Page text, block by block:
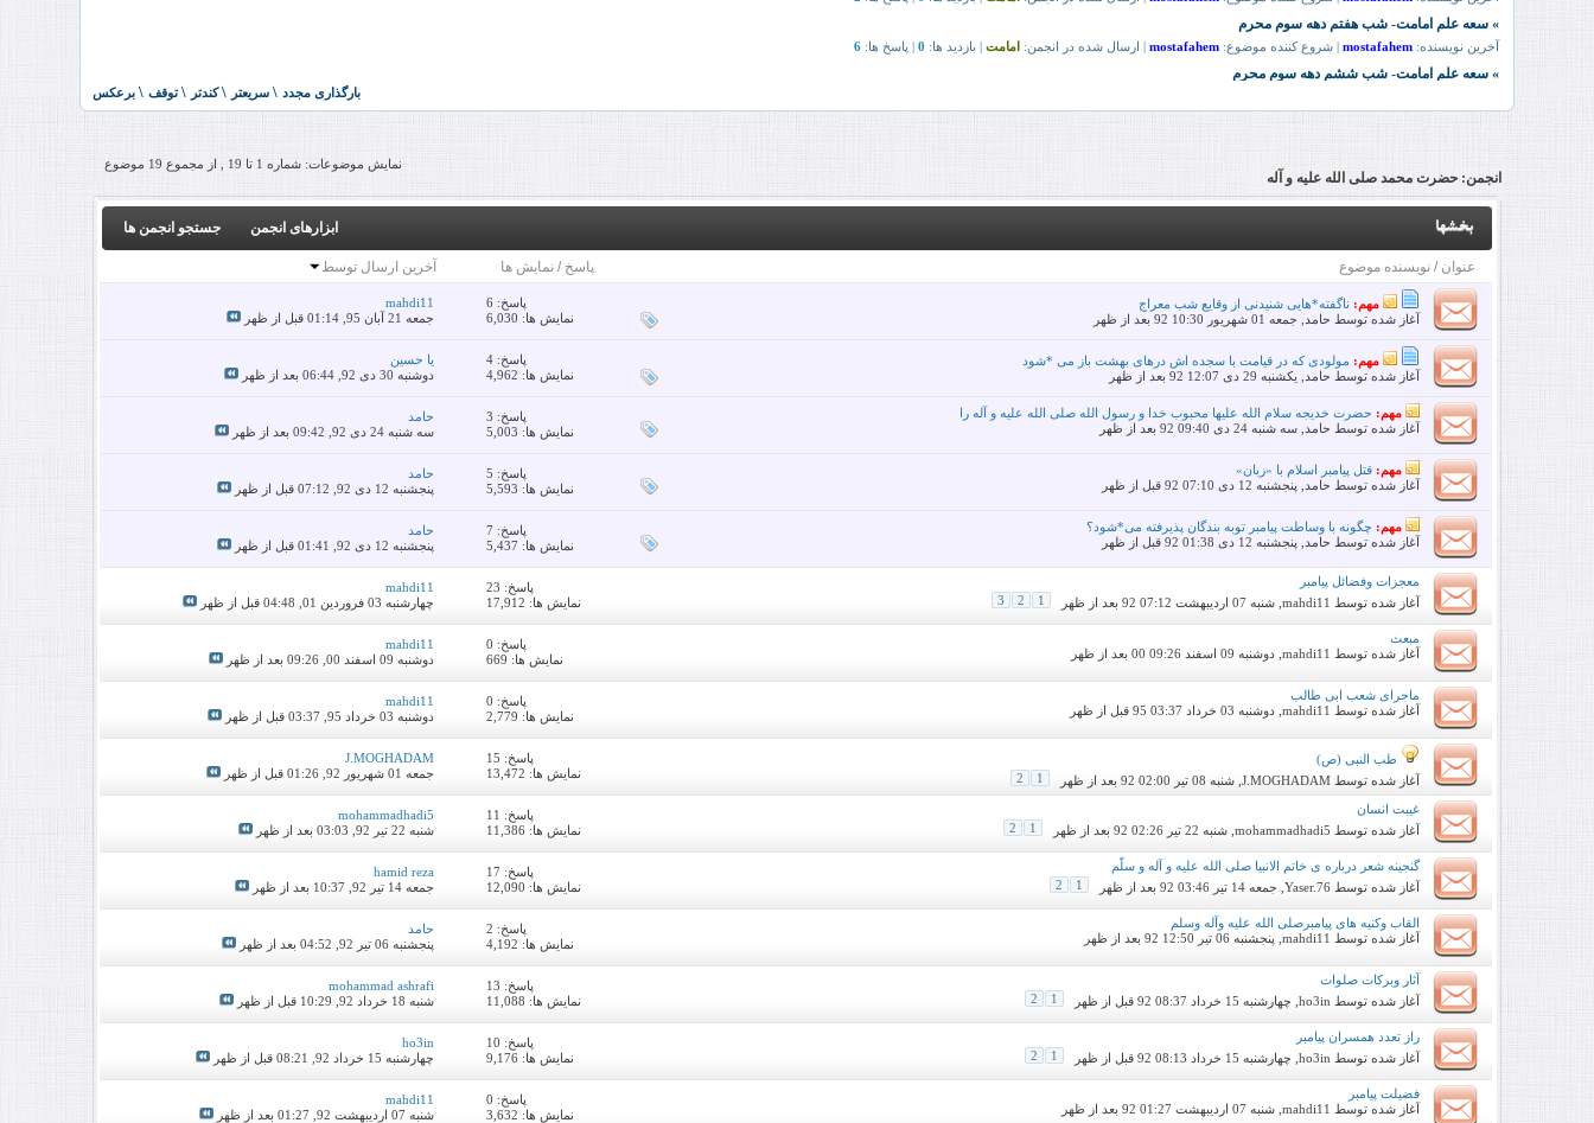
نمایش موضوعات: شماره 1 تا 19 , از مجموع ‍19 موضوع
انجمن:حضرت محمد صلی الله علیه و آله
بخشها ابزارهای انجمن جستجو انجمن ها
عنوان /نویسنده موضوع پاسخ /نمایش ها آخرین ارسال توسط
مهم: ناگفته*هایی شنیدنی از وقایع شب معراج
آغاز شده توسط حامد , جمعه 01 شهریور 92 10:30 بعد از ظهر
پاسخ:6
نمایش ها: 6,030
mahdi11
جمعه 21 آبان 95,
01:14 قبل از ظهر
مهم: مولودی که در قیامت با سجده اش درهای بهشت باز می *شود
آغاز شده توسط حامد , یکشنبه 29 دی 92 12:07 بعد از ظهر
پاسخ:4
نمایش ها: 4,962
یا حسین
دوشنبه 30 دی 92,
06:44 بعد از ظهر
مهم: حضرت خدیجه سلام الله علیها محبوب خدا و رسول الله صلی الله علیه و آله را
آغاز شده توسط حامد , سه شنبه 24 دی 92 09:40 بعد از ظهر
پاسخ: 3
نمایش ها: 5,003
حامد
سه شنبه 24 دی 92,
09:42 بعد از ظهر
مهم:قتل پیامبر اسلام با «زبان»
آغاز شده توسط حامد , پنجشنبه 12 دی 92 07:10 قبل از ظهر
پاسخ: 5
نمایش ها: 5,593
حامد
پنجشنبه 12 دی 92,
07:12 قبل از ظهر
مهم: چگونه با وساطت پیامبر توبه بندگان پذیرفته می*شود؟
آغاز شده توسط حامد , پنجشنبه 12 دی 92 01:38 قبل از ظهر
پاسخ: 7
نمایش ها: 5,437
حامد
پنجشنبه 12 دی 92,
01:41 قبل از ظهر
معجزات وفضائل پیامبر
آغاز شده توسط mahdi11 , شنبه 07 اردیبهشت 92 07:12 بعد از ظهر 1
2
3
پاسخ: 23
نمایش ها: 17,912
mahdi11
چهارشنبه 03 فروردین 01,
04:48 قبل از ظهر
مبعث
آغاز شده توسط mahdi11 , دوشنبه 09 اسفند 00 09:26 بعد از ظهر
پاسخ: 0
نمایش ها: 669
mahdi11
دوشنبه 09 اسفند 00,
09:26 بعد از ظهر
ماجرای شعب ابی طالب
آغاز شده توسط mahdi11 , دوشنبه 03 خرداد 95 03:37 قبل از ظهر
پاسخ: 0
نمایش ها: 2,779
mahdi11
دوشنبه 03 خرداد 95,
03:37 قبل از ظهر
طب النبی (ص)
آغاز شده توسطJ.MOGHADAM , شنبه 08 تیر 92 02:00 بعد از ظهر 1
2
پاسخ: 15
نمایش ها: 13,472
J.MOGHADAM
جمعه 01 شهریور 92,
01:26 قبل از ظهر
غیبت انسان
آغاز شده توسط mohammadhadi5 , شنبه 22 تیر 92 02:26 بعد از ظهر 1
2
پاسخ: 11
نمایش ها: 11,386
mohammadhadi5
شنبه 22 تیر 92,
03:03 بعد از ظهر
گنجینه شعر درباره ی خاتم الانبیا صلی الله علیه و آله و سلّم
آغاز شده توسطYaser.76 , جمعه 14 تیر 92 03:46 بعد از ظهر 1
2
پاسخ: 17
نمایش ها: 12,090
hamid reza
جمعه 14 تیر 92,
10:37 بعد از ظهر
القاب وکنیه های پیامبرصلی الله علیه وآله وسلم
آغاز شده توسط mahdi11 , پنجشنبه 06 تیر 92 12:50 بعد از ظهر
پاسخ: 2
نمایش ها: 4,192
حامد
پنجشنبه 06 تیر 92,
04:52 بعد از ظهر
آثار وبرکات صلوات
آغاز شده توسط ho3in , چهارشنبه 15 خرداد 92 08:37 قبل از ظهر 1
2
پاسخ: 13
نمایش ها: 11,088
mohammad ashrafi
شنبه 18 خرداد 92,
10:29 قبل از ظهر
راز تعدد همسران پیامبر
آغاز شده توسط ho3in , چهارشنبه 15 خرداد 92 08:13 قبل از ظهر 1
2
پاسخ: 10
نمایش ها: 9,176
ho3in
چهارشنبه 15 خرداد 92,
08:21 قبل از ظهر
فضیلت پیامبر
آغاز شده توسط mahdi11 , شنبه 07 اردیبهشت 92 01:27 بعد از ظهر
پاسخ: 0
نمایش ها: 3,632
mahdi11
شنبه 07 اردیبهشت 92,
01:27 بعد از ظهر